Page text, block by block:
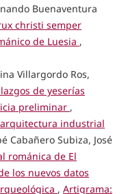
Buenaventura
christi semper
de Luesia ,
Villargordo Ros,
de yeserías
preliminar ,
industrial
Cabañero Subiza, José
románica de El
los nuevos datos
, Artigrama: